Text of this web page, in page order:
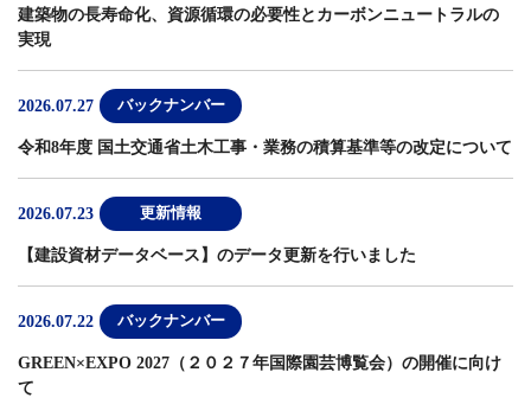
建築物の長寿命化、資源循環の必要性とカーボンニュートラルの
実現
2026.07.27 バックナンバー
令和8年度 国土交通省土木工事・業務の積算基準等の改定について
2026.07.23 更新情報
【建設資材データベース】 のデータ更新を行いました
2026.07.22 バックナンバー
GREEN×EXPO 2027（２０２７年国際園芸博覧会）の開催に向け
て